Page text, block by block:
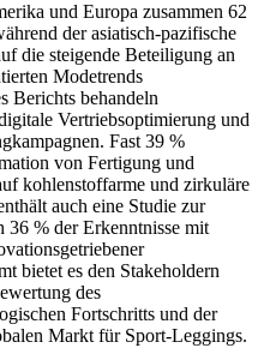
und Europa zusammen 62
der asiatisch-pazifische
die steigende Beteiligung an
Modetrends
Berichts behandeln
Vertriebsoptimierung und
Fast 39 %
von Fertigung und
kohlenstoffarme und zirkuläre
auch eine Studie zur
36 % der Erkenntnisse mit
bietet es den Stakeholdern
des
Fortschritts und der
Markt für Sport-Leggings.